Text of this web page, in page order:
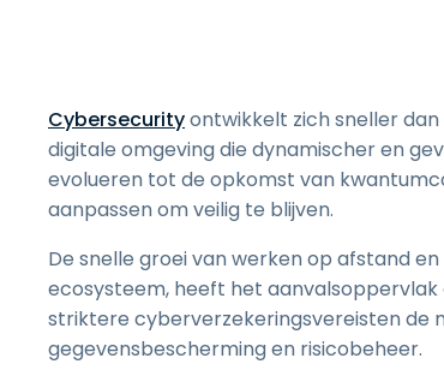
Cybersecurityontwikkelt zich sneller
digitale omgeving die dynamischer en
evolueren tot de opkomst van
aanpassen om veilig te blijven.
De snelle groei van werken op afstand
ecosysteem, heeft het
striktere cyberverzekeringsvereisten de
gegevensbescherming en risicobeheer.